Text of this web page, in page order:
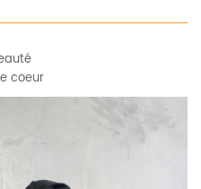
coeur